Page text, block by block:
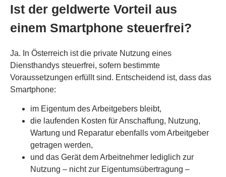
Ist der geldwerte Vorteil aus
einem Smartphone steuerfrei?
Ja. In Österreich ist die private Nutzung eines
Diensthandys steuerfrei, sofern bestimmte
Voraussetzungen erfüllt sind. Entscheidend ist, dass das
Smartphone:
im Eigentum des Arbeitgebers bleibt,
die laufenden Kosten für Anschaffung, Nutzung,
Wartung und Reparatur ebenfalls vom Arbeitgeber
getragen werden,
und das Gerät dem Arbeitnehmer lediglich zur
Nutzung – nicht zur Eigentumsübertragung –